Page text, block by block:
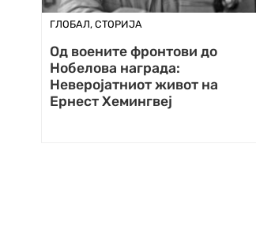
ГЛОБАЛ, СТОРИЈА
Од воените фронтови до
Нобелова награда:
Неверојатниот живот на
Ернест Хемингвеј